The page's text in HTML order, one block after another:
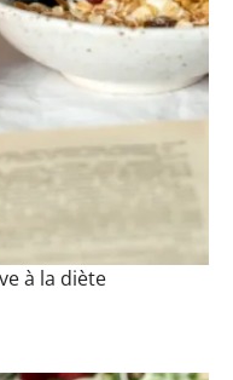
à la diète